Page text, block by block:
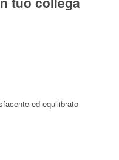
ed equilibrato